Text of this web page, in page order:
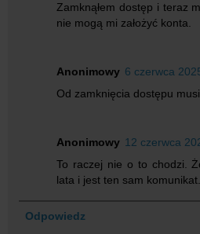
Zamknąłem dostęp i teraz
nie mogą mi założyć konta.
Anonimowy 6 czerwca
Od zamknięcia dostępu
Anonimowy 12 czerwca
To raczej nie o to chodzi.
lata i jest ten sam komunikat.
Odpowiedz